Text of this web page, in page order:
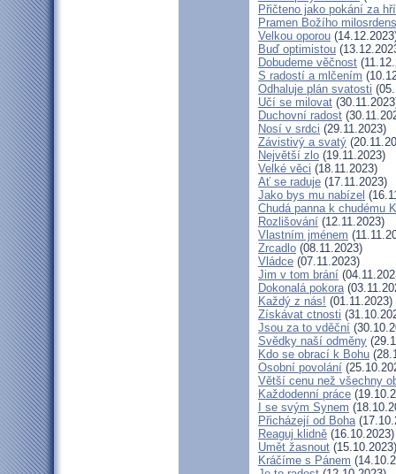
Přičteno jako pokání za
Pramen Božího
Velkou oporou
Buď optimistou
Dobudeme věčnost
S radostí a mlčením
Odhaluje plán svatosti
Učí se milovat
Duchovní radost
Nosí v srdci (29.11.2023)
Závistivý a svatý
Největší zlo (19.11.2023)
Velké věci (18.11.2023)
Ať se raduje (17.11.2023)
Jako bys mu nabízel
Chudá panna k chudému
Rozlišování (12.11.2023)
Vlastním jménem
Zrcadlo (08.11.2023)
Vládce (07.11.2023)
Jim v tom brání
Dokonalá pokora
Každý z nás! (01.11.2023)
Získávat ctnosti
Jsou za to vděční
Svědky naší odměny
Kdo se obrací k Bohu
Osobní povolání
Větší cenu než všechny
Každodenní práce
I se svým Synem
Přicházejí od Boha
Reaguj klidně (16.10.2023)
Umět žasnout (15.10.2023)
Kráčíme s Pánem